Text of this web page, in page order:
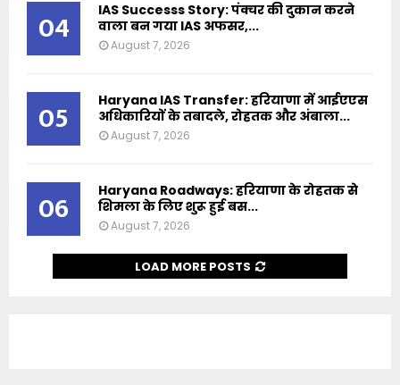
04
IAS Successs Story: पंक्चर की दुकान करने
वाला बन गया IAS अफसर,...
August 7, 2026
05
Haryana IAS Transfer: हरियाणा में आईएएस
अधिकारियों के तबादले, रोहतक और अंबाला...
August 7, 2026
06
Haryana Roadways: हरियाणा के रोहतक से
शिमला के लिए शुरू हुई बस...
August 7, 2026
LOAD MORE POSTS